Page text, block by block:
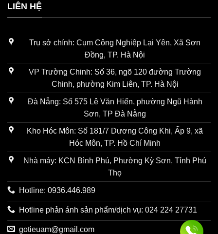
LIÊN HỆ
Trụ sở chính: Cụm Công Nghiệp Lại Yên, Xã Sơn
Đồng, TP. Hà Nội
VP Trường Chinh: Số 36, ngõ 120 đường Trường
Chinh, phường Kim Liên, TP. Hà Nội
Đà Nẵng: Số 575 Lê Văn Hiến, phường Ngũ Hành
Sơn, TP Đà Nẵng
Kho Hóc Môn: Số 181/7 Dương Công Khi, Ấp 9, xã
Hóc Môn, TP. Hồ Chí Minh
Nhà máy: KCN Bình Phú, Phường Kỳ Sơn, Tỉnh Phú
Thọ
Hotline: 0936.446.989
Hotline phản ánh sản phẩm/dịch vụ: 024 224 27731
gotieuam@gmail.com